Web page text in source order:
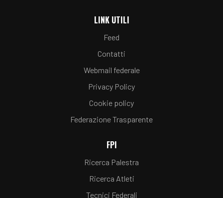
LINK UTILI
Feed
Contatti
Webmail federale
Privacy Policy
Cookie policy
Federazione Trasparente
FPI
Ricerca Palestra
Ricerca Atleti
Tecnici Federali